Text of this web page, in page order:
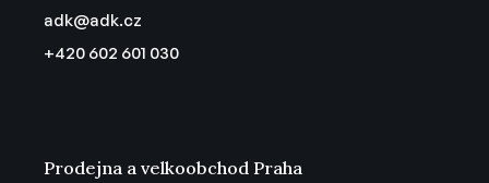
adk@adk.cz
+420 602 601 030
Prodejna a velkoobchod Praha